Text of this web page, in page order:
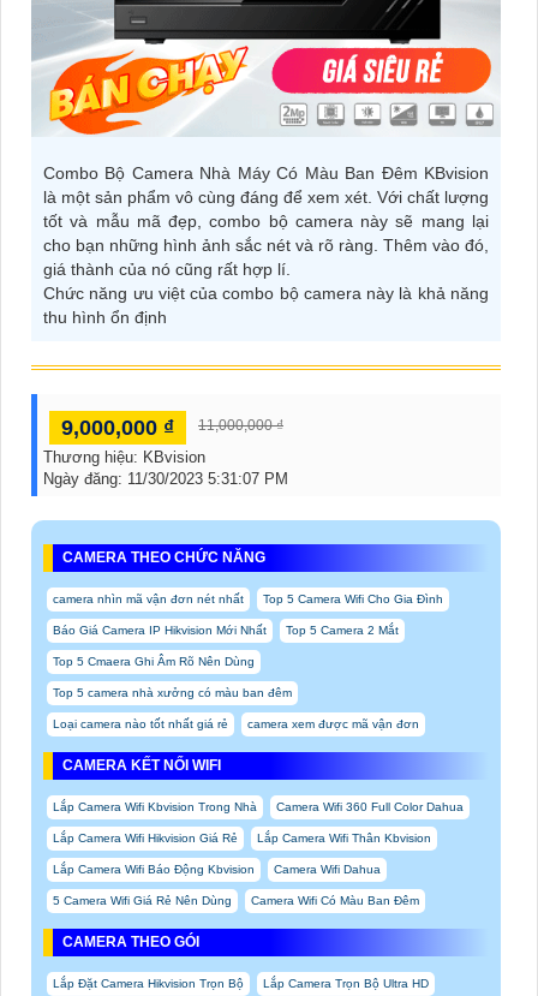
Combo Bộ Camera Nhà Máy Có Màu Ban Đêm KBvision
là một sản phẩm vô cùng đáng để xem xét. Với chất lượng
tốt và mẫu mã đẹp, combo bộ camera này sẽ mang lại
cho bạn những hình ảnh sắc nét và rõ ràng. Thêm vào đó,
giá thành của nó cũng rất hợp lí.
Chức năng ưu việt của combo bộ camera này là khả năng
thu hình ổn định
9,000,000 ₫ 11,000,000 ₫
Thương hiệu: KBvision
Ngày đăng: 11/30/2023 5:31:07 PM
CAMERA THEO CHỨC NĂNG
camera nhìn mã vận đơn nét nhất Top 5 Camera Wifi Cho Gia Đình
Báo Giá Camera IP Hikvision Mới Nhất Top 5 Camera 2 Mắt
Top 5 Cmaera Ghi Âm Rõ Nên Dùng
Top 5 camera nhà xưởng có màu ban đêm
Loại camera nào tốt nhất giá rẻ camera xem được mã vận đơn
CAMERA KẾT NỐI WIFI
Lắp Camera Wifi Kbvision Trong Nhà Camera Wifi 360 Full Color Dahua
Lắp Camera Wifi Hikvision Giá Rẻ Lắp Camera Wifi Thân Kbvision
Lắp Camera Wifi Báo Động Kbvision Camera Wifi Dahua
5 Camera Wifi Giá Rẻ Nên Dùng Camera Wifi Có Màu Ban Đêm
CAMERA THEO GÓI
Lắp Đặt Camera Hikvision Trọn Bộ Lắp Camera Trọn Bộ Ultra HD